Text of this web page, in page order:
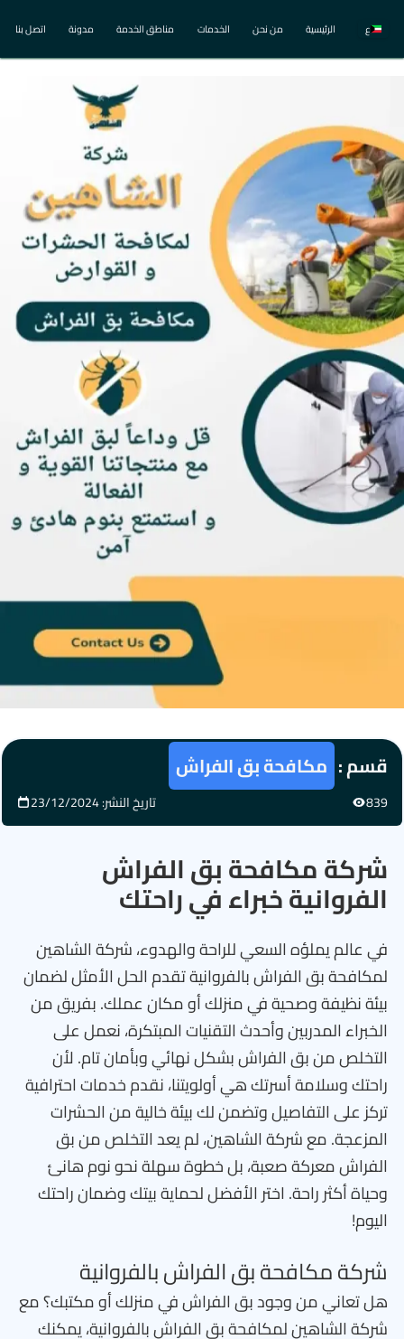
ع الرئيسية من نحن الخدمات مناطق الخدمة مدونة اتصل بنا
قسم : مكافحة بق الفراش
839 تاريخ النشر: 23/12/2024
شركة مكافحة بق الفراش
الفروانية خبراء في راحتك
في عالم يملؤه السعي للراحة والهدوء، شركة الشاهين
لمكافحة بق الفراش بالفروانية تقدم الحل الأمثل لضمان
بيئة نظيفة وصحية في منزلك أو مكان عملك. بفريق من
الخبراء المدربين وأحدث التقنيات المبتكرة، نعمل على
التخلص من بق الفراش بشكل نهائي وبأمان تام. لأن
راحتك وسلامة أسرتك هي أولويتنا، نقدم خدمات احترافية
تركز على التفاصيل وتضمن لك بيئة خالية من الحشرات
المزعجة. مع شركة الشاهين، لم يعد التخلص من بق
الفراش معركة صعبة، بل خطوة سهلة نحو نوم هانئ
وحياة أكثر راحة. اختر الأفضل لحماية بيتك وضمان راحتك
اليوم!
شركة مكافحة بق الفراش بالفروانية
هل تعاني من وجود بق الفراش في منزلك أو مكتبك؟ مع
شركة الشاهين لمكافحة بق الفراش بالفروانية، يمكنك